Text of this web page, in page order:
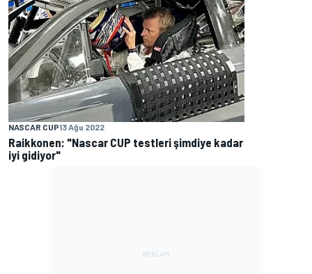
NASCAR CUP13 Ağu 2022
Raikkonen: "Nascar CUP testleri şimdiye kadar
iyi gidiyor"